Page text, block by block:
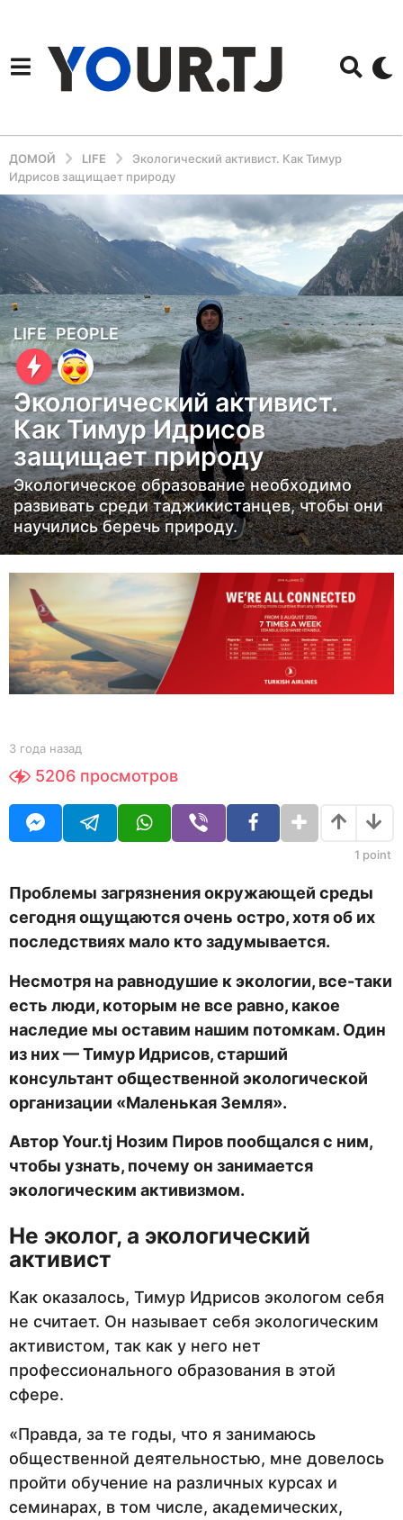
ДОМОЙ LIFE
Экологический активист. Как Тимур
Идрисов защищает природу
3
г
о
д
а
н
а
з
а
д
3
д
а
н
з
а
LIFE ,PEOPLE
Экологический активист.
Как Тимур Идрисов
защищает природу
Экологическое образование необходимо
развивать среди таджикистанцев, чтобы они
научились беречь природу.
b
Y
O
R
3 года назад
о
а
н
д
5206 просмотров
1 point
Проблемы загрязнения окружающей среды
сегодня ощущаются очень остро, хотя об их
последствиях мало кто задумывается.
Несмотря на равнодушие к экологии, все-таки
есть люди, которым не все равно, какое
наследие мы оставим нашим потомкам. Один
из них — Тимур Идрисов, старший
консультант общественной экологической
организации «Маленькая Земля».
АвторYour.tj Нозим Пиров пообщался с ним,
чтобы узнать, почему он занимается
экологическим активизмом.
Не эколог, а экологический
активист
Как оказалось, Тимур Идрисов экологом себя
не считает. Он называет себя экологическим
активистом, так как у него нет
профессионального образования в этой
сфере.
«Правда, за те годы, что я занимаюсь
общественной деятельностью, мне довелось
пройти обучение на различных курсах и
семинарах, в том числе, академических,